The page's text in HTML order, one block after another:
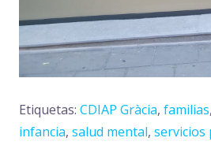
Etiquetas: CDIAP Gràcia, familias,
infancia, salud mental, servicios